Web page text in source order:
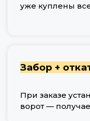
уже куплены
Забор +
При заказе
ворот —